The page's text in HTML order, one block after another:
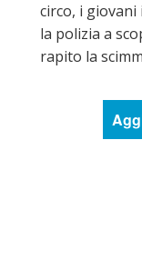
circo, i
la polizia a
rapito la